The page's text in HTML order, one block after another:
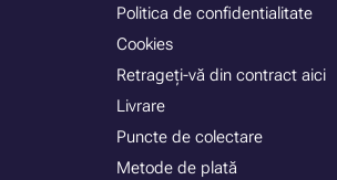
Politica de confidentialitate
Cookies
Retrageți-vă din contract aici
Livrare
Puncte de colectare
Metode de plată